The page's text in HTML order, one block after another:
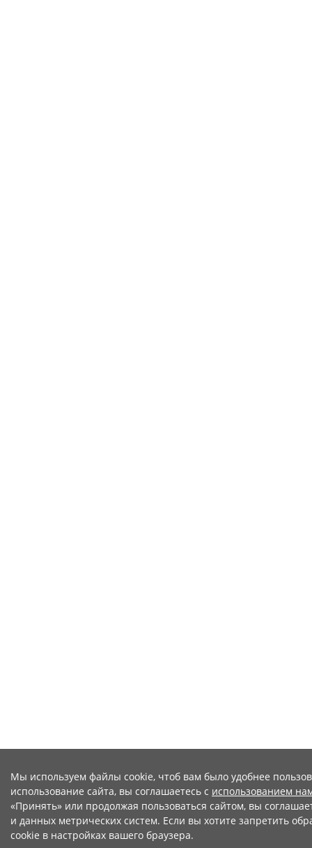
Мы используем файлы cookie, чтоб вам было удобнее
использование сайта, вы соглашаетесь с использованием
«Принять» или продолжая пользоваться сайтом, вы
и данных метрических систем. Если вы хотите запретить
cookie в настройках вашего браузера.